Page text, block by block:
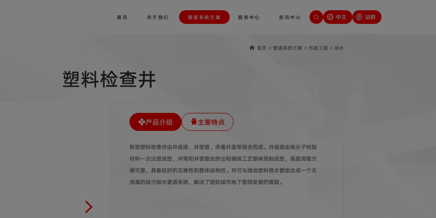
首页 关于我们 管道系统方案 服务中心 资讯中心 中文 站群
首页 > 管道系统方案 > 市政工程 > 排水
塑料检查井
产品介绍 主要特点
联塑塑料检查井由井底座、井壁管、承重井盖等组合而成。井底座由高分子树脂
材料一次注塑成型，井筒和井壁管由挤出和缠绕工艺整体预制成型，高度调整方
便可靠，具备较好的互换性和整体结构性。井可与埋地塑料排水管组合成一个无
渗漏的排污排水管道系统，解决了困扰城市地下管网发展的难题。